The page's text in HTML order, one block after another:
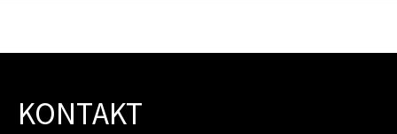
KONTAKT